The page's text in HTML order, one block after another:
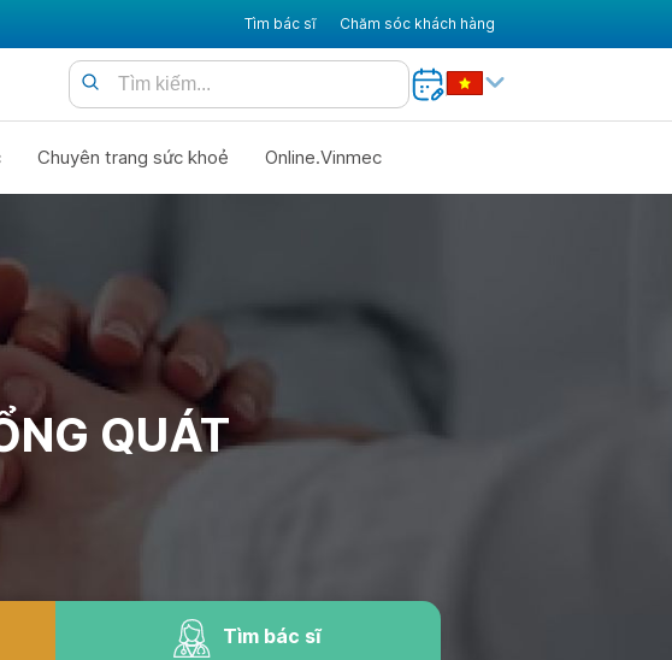
Tìm bác sĩ Chăm sóc khách hàng
Chuyên trang sức khoẻ Online.Vinmec
QUÁT
Tìm bác sĩ